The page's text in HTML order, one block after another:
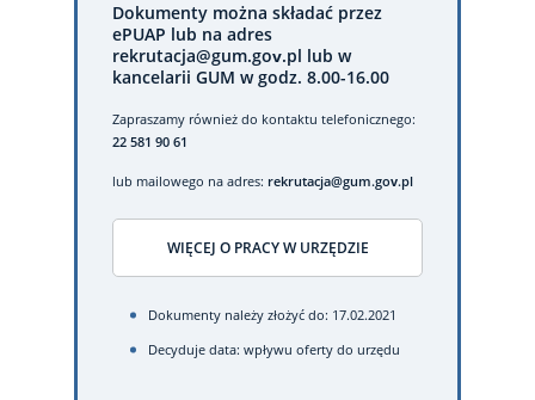
Dokumenty można składać przez
ePUAP lub na adres
rekrutacja@gum.gov.pl lub w
kancelarii GUM w godz. 8.00-16.00
Zapraszamy również do kontaktu telefonicznego:
22 581 90 61
lub mailowego na adres: rekrutacja@gum.gov.pl
WIĘCEJ O PRACY W URZĘDZIE
Dokumenty należy złożyć do: 17.02.2021
Decyduje data: wpływu oferty do urzędu